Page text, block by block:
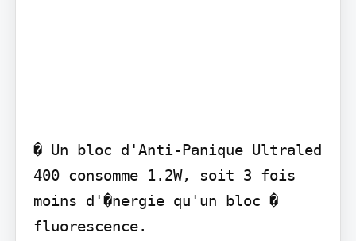
� Un bloc d'Anti-Panique Ultraled
400 consomme 1.2W, soit 3 fois
moins d'�nergie qu'un bloc �
fluorescence.